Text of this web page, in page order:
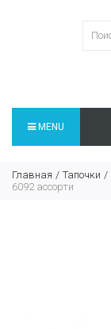
MENU
Главная Тапочки
6092 ассорти